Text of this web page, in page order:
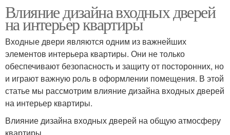
Влияние дизайна входных дверей
на интерьер квартиры
Входные двери являются одним из важнейших
элементов интерьера квартиры. Они не только
обеспечивают безопасность и защиту от посторонних, но
и играют важную роль в оформлении помещения. В этой
статье мы рассмотрим влияние дизайна входных дверей
на интерьер квартиры.
Влияние дизайна входных дверей на общую атмосферу